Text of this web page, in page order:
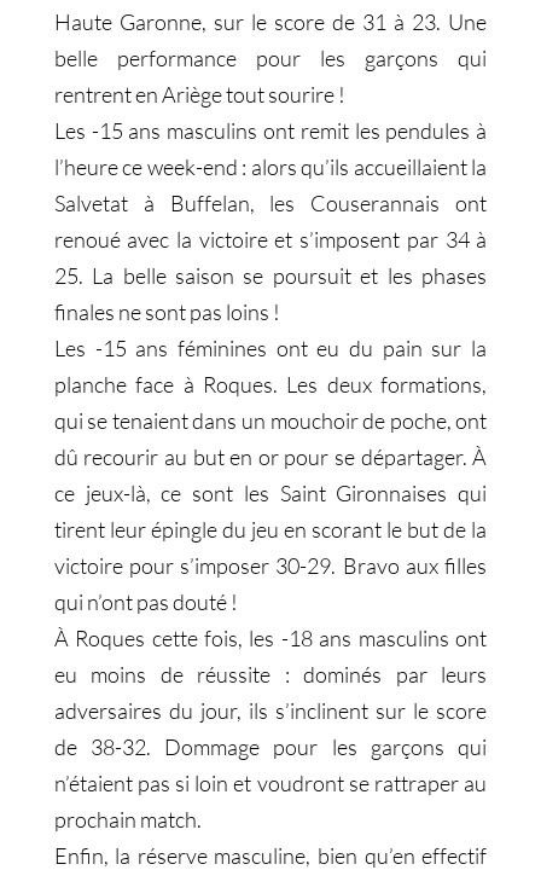
Haute Garonne, sur le score de 31 à 23. Une
belle performance pour les garçons qui
rentrent en Ariège tout sourire !
Les -15 ans masculins ont remit les pendules à
l’heure ce week-end : alors qu’ils accueillaient la
Salvetat à Buffelan, les Couserannais ont
renoué avec la victoire et s’imposent par 34 à
25. La belle saison se poursuit et les phases
finales ne sont pas loins !
Les -15 ans féminines ont eu du pain sur la
planche face à Roques. Les deux formations,
qui se tenaient dans un mouchoir de poche, ont
dû recourir au but en or pour se départager. À
ce jeux-là, ce sont les Saint Gironnaises qui
tirent leur épingle du jeu en scorant le but de la
victoire pour s’imposer 30-29. Bravo aux filles
qui n’ont pas douté !
À Roques cette fois, les -18 ans masculins ont
eu moins de réussite : dominés par leurs
adversaires du jour, ils s’inclinent sur le score
de 38-32. Dommage pour les garçons qui
n’étaient pas si loin et voudront se rattraper au
prochain match.
Enfin, la réserve masculine, bien qu’en effectif